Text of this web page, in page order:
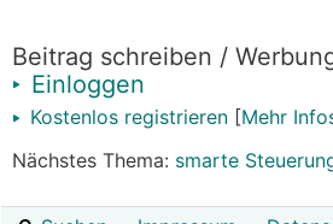
Beitrag schreiben /
Einloggen
Kostenlos registrieren [Mehr
Nächstes Thema: smarte